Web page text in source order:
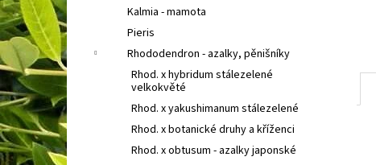
Kalmia - mamota
Pieris
Rhododendron - azalky, pěnišníky
Rhod. x hybridum stálezelené
velkokvěté
Rhod. x yakushimanum stálezelené
Rhod. x botanické druhy a kříženci
Rhod. x obtusum - azalky japonské